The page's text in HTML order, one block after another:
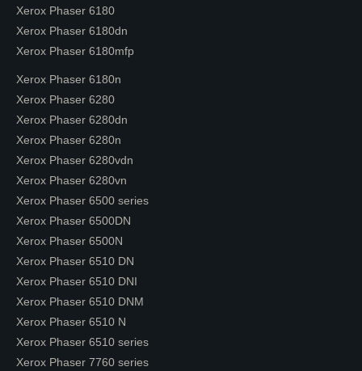
Xerox Phaser 6180
Xerox Phaser 6180dn
Xerox Phaser 6180mfp
Xerox Phaser 6180n
Xerox Phaser 6280
Xerox Phaser 6280dn
Xerox Phaser 6280n
Xerox Phaser 6280vdn
Xerox Phaser 6280vn
Xerox Phaser 6500 series
Xerox Phaser 6500DN
Xerox Phaser 6500N
Xerox Phaser 6510 DN
Xerox Phaser 6510 DNI
Xerox Phaser 6510 DNM
Xerox Phaser 6510 N
Xerox Phaser 6510 series
Xerox Phaser 7760 series